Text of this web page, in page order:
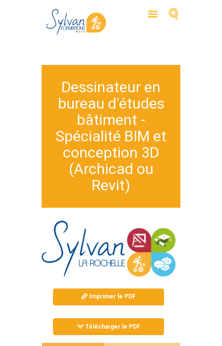
Dessinateur en
bureau d'études
bâtiment -
Spécialité BIM et
conception 3D
(Archicad ou
Revit)
Imprimer le PDF
Télécharger le PDF